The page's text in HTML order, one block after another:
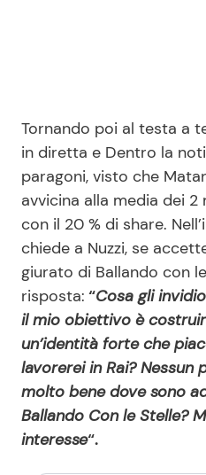
Tornando poi al testa a
in diretta e Dentro la
paragoni, visto che
avvicina alla media dei
con il 20 % di share.
chiede a Nuzzi, se
giurato di Ballando con
risposta: “Cosa gli
il mio obiettivo è
un’identità forte che
lavorerei in Rai? Nessun
molto bene dove sono
Ballando Con le Stelle?
interesse“.